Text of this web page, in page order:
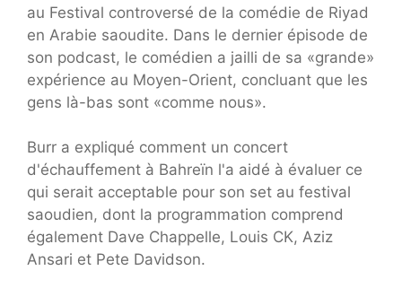
au Festival controversé de la comédie de Riyad
en Arabie saoudite. Dans le dernier épisode de
son podcast, le comédien a jailli de sa «grande»
expérience au Moyen-Orient, concluant que les
gens là-bas sont «comme nous».
Burr a expliqué comment un concert
d'échauffement à Bahreïn l'a aidé à évaluer ce
qui serait acceptable pour son set au festival
saoudien, dont la programmation comprend
également Dave Chappelle, Louis CK, Aziz
Ansari et Pete Davidson.